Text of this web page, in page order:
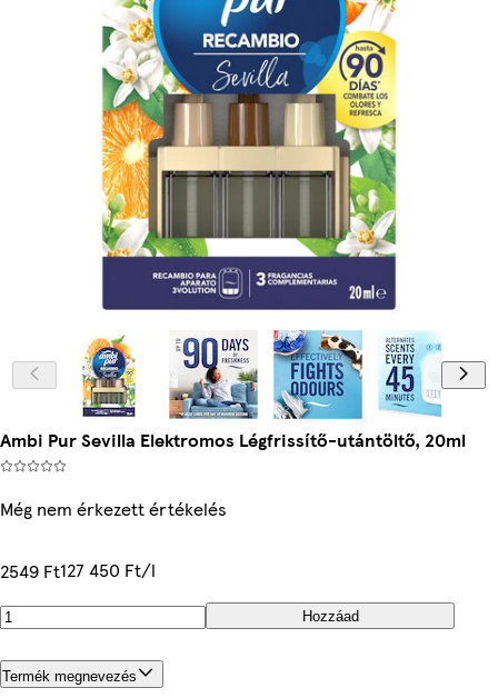
Ambi Pur Sevilla Elektromos Légfrissítő-utántöltő, 20ml
Még nem érkezett értékelés
2549 Ft127 450 Ft/l
Hozzáad
Termék megnevezés